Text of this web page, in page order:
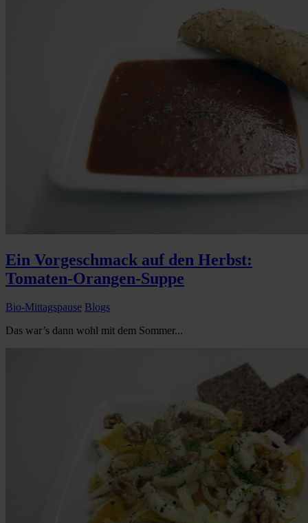
Ein Vorgeschmack auf den Herbst:
Tomaten-Orangen-Suppe
Bio-Mittagspause Blogs
Das war’s dann wohl mit dem Sommer...